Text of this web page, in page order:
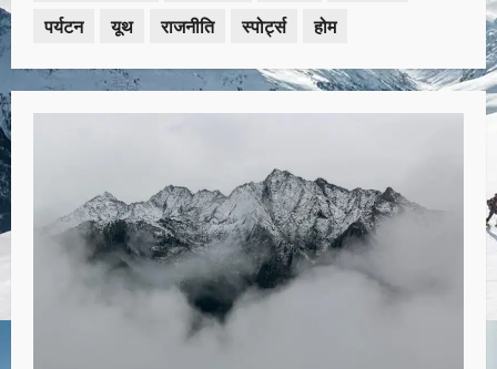
पर्यटन
यूथ राजनीति स्पोर्ट्स होम